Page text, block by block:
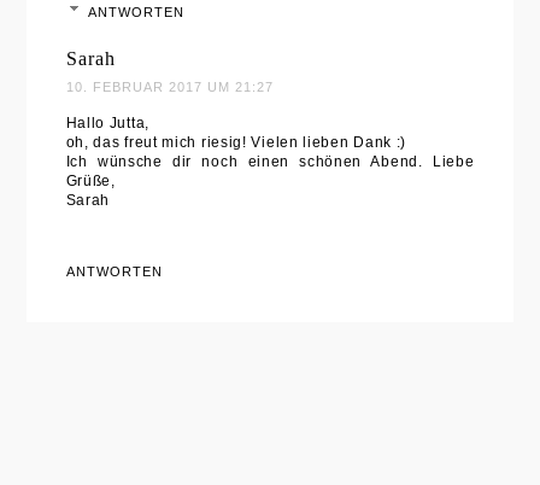
ANTWORTEN
Sarah
10. FEBRUAR 2017 UM 21:27
Hallo Jutta,
oh, das freut mich riesig! Vielen lieben Dank :)
Ich wünsche dir noch einen schönen Abend. Liebe
Grüße,
Sarah
ANTWORTEN